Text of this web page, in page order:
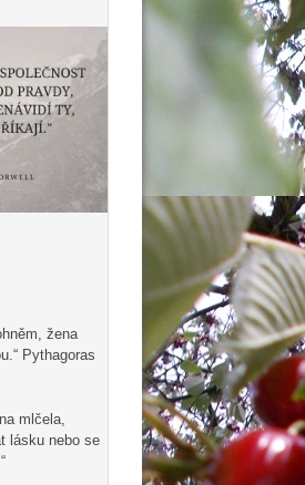
žena
Pythagoras
mlčela,
lásku nebo se